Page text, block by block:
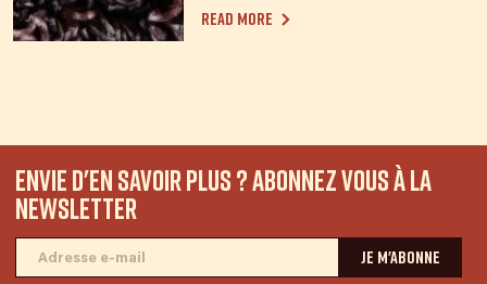
Read more
Envie d'en savoir plus ? Abonnez vous à la
newsletter